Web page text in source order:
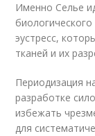
Именно Селье
эустресс,
тканей и их
Периодизация
разработке
избежать
для